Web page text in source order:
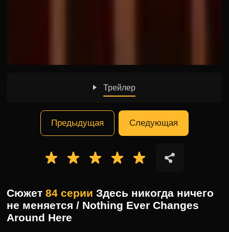
Трейлер
Предыдущая Следующая
Сюжет84 серии Здесь никогда ничего
не меняется / Nothing Ever Changes
Around Here